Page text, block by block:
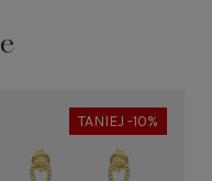
TANIEJ -10%